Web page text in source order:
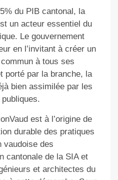
du PIB cantonal, la
un acteur essentiel du
Le gouvernement
en l’invitant à créer un
à tous ses
porté par la branche, la
bien assimilée par les
est à l’origine de
durable des pratiques
vaudoise des
cantonale de la SIA et
et architectes du